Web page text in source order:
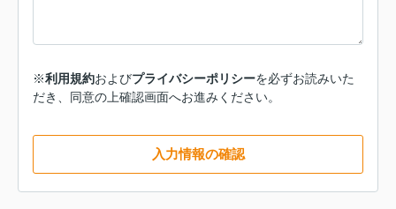
※利用規約およびプライバシーポリシーを必ずお読みいた
だき、同意の上確認画面へお進みください。
入力情報の確認